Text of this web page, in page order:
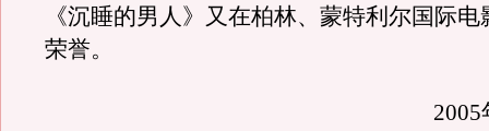
《沉睡的男人》又在柏林、蒙特利尔国际
荣誉。